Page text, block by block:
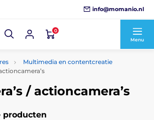
info@momanio.nl
0
Menu
Multimedia en contentcreatie
/ actioncamera’s
producten